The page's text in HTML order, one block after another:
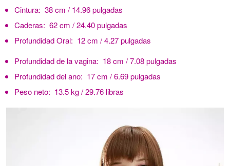
Cintura: 38 cm / 14.96 pulgadas
Caderas: 62 cm / 24.40 pulgadas
Profundidad Oral: 12 cm / 4.27 pulgadas
Profundidad de la vagina: 18 cm / 7.08 pulgadas
Profundidad del ano: 17 cm / 6.69 pulgadas
Peso neto: 13.5 kg / 29.76 libras